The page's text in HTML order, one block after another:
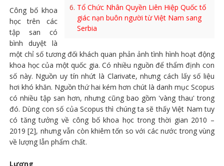
Tổ Chức Nhân Quyền Liên Hiệp Quốc tố
giác nạn buôn người từ Việt Nam sang
Serbia
Công bố khoa
học trên các
tập san có
bình duyệt là
một chỉ số tương đối khách quan phản ảnh tình hình hoạt động
khoa học của một quốc gia. Có nhiều nguồn để thẩm định con
số này. Nguồn uy tín nhứt là Clarivate, nhưng cách lấy số liệu
hơi khó khăn. Nguồn thứ hai kém hơn chút là danh mục Scopus
có nhiều tập san hơn, nhưng cũng bao gồm 'vàng thau' trong
đó. Dùng con số của Scopus thì chúng ta sẽ thấy Việt Nam tuy
có tăng tưởng về công bố khoa học trong thời gian 2010 –
2019 [2], nhưng vẫn còn khiêm tốn so với các nước trong vùng
về lượng lẫn phẩm chất.
Lượng